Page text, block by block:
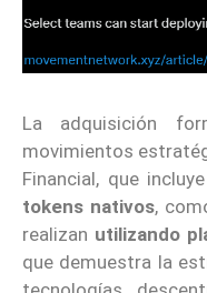
La adquisición
movimientos
Financial, que incluye
tokens nativos,
realizan utilizando
que demuestra la